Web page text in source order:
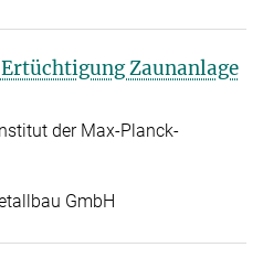
Zaunanlage
der Max-Planck-
GmbH